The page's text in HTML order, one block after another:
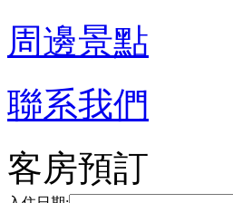
周邊景點
聯系我們
客房預訂